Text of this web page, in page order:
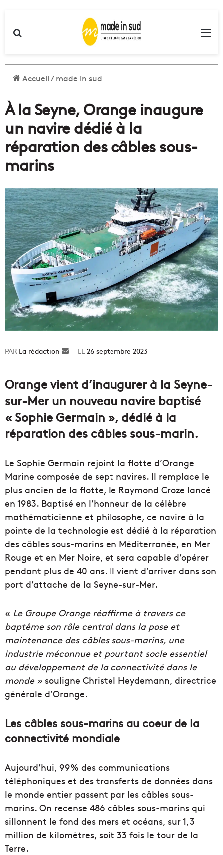
Accueil/made in sud
À la Seyne, Orange inaugure
un navire dédié à la
réparation des câbles sous-
marins
La rédaction
Envoyer26 septembre 2023
Orange vient d’inaugurer à la Seyne-
sur-Mer un nouveau navire baptisé
« Sophie Germain », dédié à la
réparation des câbles sous-marin.
Le Sophie Germain rejoint la flotte d’Orange
Marine composée de sept navires. Il remplace le
plus ancien de la flotte, le Raymond Croze lancé
en 1983. Baptisé en l’honneur de la célèbre
mathématicienne et philosophe, ce navire à la
pointe de la technologie est dédié à la réparation
des câbles sous-marins en Méditerranée, en Mer
Rouge et en Mer Noire, et sera capable d’opérer
pendant plus de 40 ans. Il vient d’arriver dans son
port d’attache de la Seyne-sur-Mer.
« Le Groupe Orange réaffirme à travers ce
baptême son rôle central dans la pose et
maintenance des câbles sous-marins, une
industrie méconnue et pourtant socle essentiel
au développement de la connectivité dans le
monde » souligne Christel Heydemann, directrice
générale d’Orange.
Les câbles sous-marins au coeur de la
connectivité mondiale
Aujourd’hui, 99% des communications
téléphoniques et des transferts de données dans
le monde entier passent par les câbles sous-
marins. On recense 486 câbles sous-marins qui
sillonnent le fond des mers et océans, sur 1,3
million de kilomètres, soit 33 fois le tour de la
Terre.